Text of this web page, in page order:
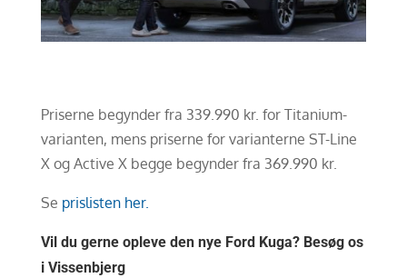
Priserne begynder fra 339.990 kr. for Titanium-
varianten, mens priserne for varianterne ST-Line
X og Active X begge begynder fra 369.990 kr.
Se prislisten her.
Vil du gerne opleve den nye Ford Kuga? Besøg os
i Vissenbjerg